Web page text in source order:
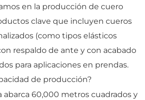
en la producción de cuero
clave que incluyen cueros
(como tipos elásticos
respaldo de ante y con acabado
para aplicaciones en prendas.
de producción?
abarca 60,000 metros cuadrados y